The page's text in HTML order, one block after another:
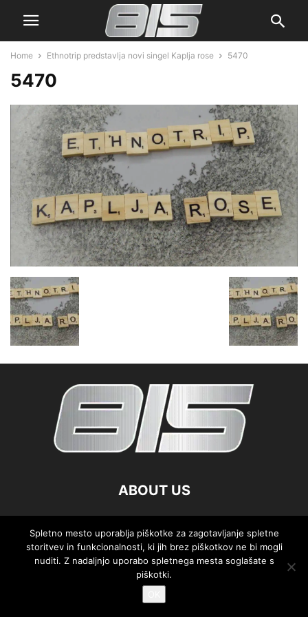
Home Ethnotrip predstavlja novi singel Kaplja rose 5470
5470
ABOUT US
FOLLOW US
Spletno mesto uporablja piškotke za zagotavljanje spletne
storitvev in funkcionalnosti, ki jih brez piškotkov ne bi mogli
nuditi. Z nadaljnjo uporabo spletnega mesta soglašate s
piškotki.